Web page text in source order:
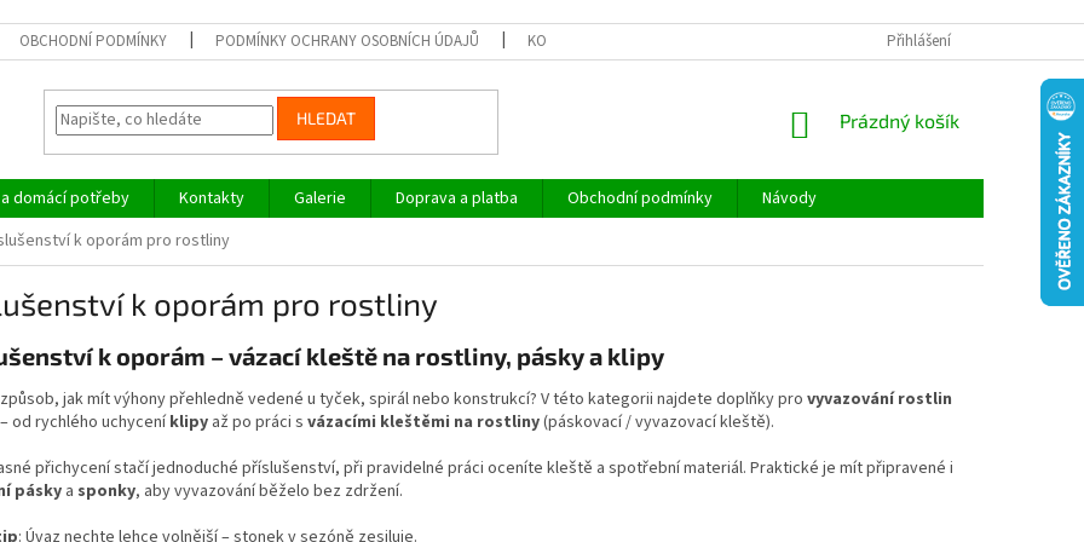
OBCHODNÍ PODMÍNKY PODMÍNKY OCHRANY OSOBNÍCH ÚDAJŮ KONTAKTY DOPRAVA A PLATBA
Přihlášení
HLEDAT
NÁKUPNÍ
Prázdný košík
a domácí potřeby Kontakty Galerie Doprava a platba Obchodní podmínky
Návody
k oporám pro rostliny
k oporám pro rostliny
k oporám – vázací kleště na rostliny, pásky a klipy
jak mít výhony přehledně vedené u tyček, spirál nebo konstrukcí? V této kategorii najdete doplňky pro vyvazování rostlin
od rychlého uchyceníklipy až po práci s vázacími kleštěmi na rostliny(páskovací / vyvazovací kleště).
přichycení stačí jednoduché příslušenství, při pravidelné práci oceníte kleště a spotřební materiál. Praktické je mít připravené i
pásky a sponky, aby vyvazování běželo bez zdržení.